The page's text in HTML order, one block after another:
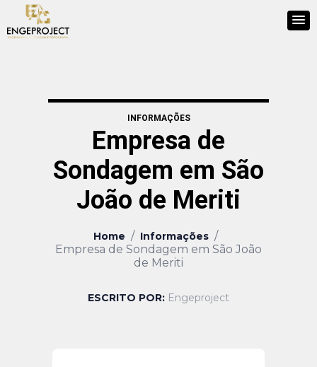
INFORMAÇÕES
Empresa de
Sondagem em São
João de Meriti
Home / Informações /
Empresa de Sondagem em São João
de Meriti
ESCRITO POR: Engeproject